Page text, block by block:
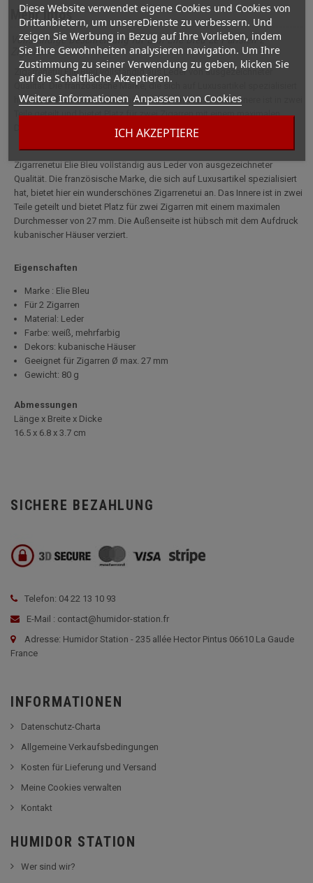
Diese Website verwendet eigene Cookies und Cookies von
Drittanbietern, um unsereDienste zu verbessern. Und
zeigen Sie Werbung in Bezug auf Ihre Vorlieben, indem
Sie Ihre Gewohnheiten analysieren navigation. Um Ihre
Zustimmung zu seiner Verwendung zu geben, klicken Sie
auf die Schaltfläche Akzeptieren.
Weitere Informationen Anpassen von Cookies
ICH AKZEPTIERE
Mehr Infos
Vollständige Beschreibung für Etui Elie Bleu Le Parisien 2
Zigarren
Zigarrenetui Elie Bleu vollständig aus Leder von ausgezeichneter
Qualität. Die französische Marke, die sich auf Luxusartikel spezialisiert
hat, bietet hier ein wunderschönes Zigarrenetui an. Das Innere ist in zwei
Teile geteilt und bietet Platz für zwei Zigarren mit einem maximalen
Durchmesser von 27 mm.
Zigarrenetui Elie Bleu vollständig aus Leder von ausgezeichneter
Qualität. Die französische Marke, die sich auf Luxusartikel spezialisiert
hat, bietet hier ein wunderschönes Zigarrenetui an. Das Innere ist in zwei
Teile geteilt und bietet Platz für zwei Zigarren mit einem maximalen
Durchmesser von 27 mm. Die Außenseite ist hübsch mit dem Aufdruck
kubanischer Häuser verziert.
Eigenschaften
Marke : Elie Bleu
Für 2 Zigarren
Material: Leder
Farbe: weiß, mehrfarbig
Dekors: kubanische Häuser
Geeignet für Zigarren Ø max. 27 mm
Gewicht: 80 g
Abmessungen
Länge x Breite x Dicke
16.5 x 6.8 x 3.7 cm
SICHERE BEZAHLUNG
Telefon: 04 22 13 10 93
E-Mail : contact@humidor-station.fr
Adresse: Humidor Station - 235 allée Hector Pintus 06610 La Gaude
France
INFORMATIONEN
Datenschutz-Charta
Allgemeine Verkaufsbedingungen
Kosten für Lieferung und Versand
Meine Cookies verwalten
Kontakt
HUMIDOR STATION
Wer sind wir?